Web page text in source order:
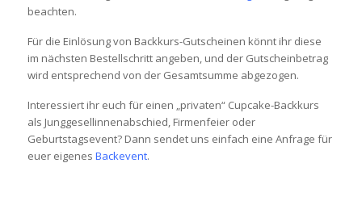
beachten.
Für die Einlösung von Backkurs-Gutscheinen könnt ihr diese
im nächsten Bestellschritt angeben, und der Gutscheinbetrag
wird entsprechend von der Gesamtsumme abgezogen.
Interessiert ihr euch für einen „privaten“ Cupcake-Backkurs
als Junggesellinnenabschied, Firmenfeier oder
Geburtstagsevent? Dann sendet uns einfach eine Anfrage für
euer eigenes Backevent.